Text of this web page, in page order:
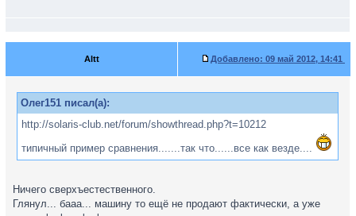
Altt Добавлено: 09 май 2012, 14:41
Олег151 писал(а):
http://solaris-club.net/forum/showthread.php?t=10212
типичный пример сравнения.......так что......все как везде....
Ничего сверхъестественного.
Глянул... бааа... машину то ещё не продают фактически, а уже